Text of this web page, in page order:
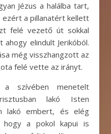
Jézus a halálba tart,
ezért a pillanatért kellett
felé vezető út sokkal
elindult Jerikóból.
még visszhangzott az
felé vette az irányt.
szívében menetelt
lakó Isten
lakó embert, és elég
hogy a pokol kapui is